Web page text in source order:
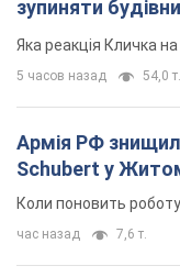
час назад 7,6 т.
МЗС Болгарії
через інцидент
Бесіда відбудеться
5 часов назад